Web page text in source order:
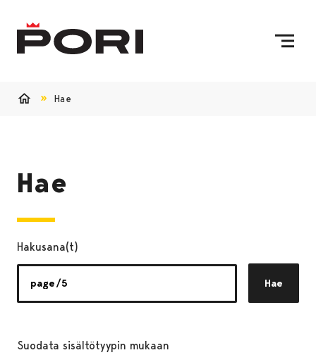
Hae
Hae
Hakusana(t)
Hae
Suodata sisältötyypin mukaan